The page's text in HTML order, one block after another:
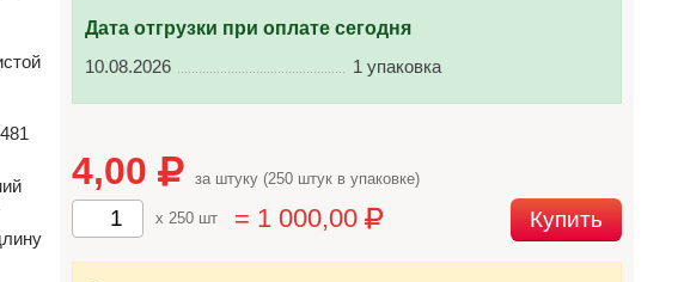
Дата отгрузки при оплате сегодня
10.08.2026
1 упаковка
4,00 за штуку (250 штук в упаковке)
x 250 шт = 1 000,00 Купить